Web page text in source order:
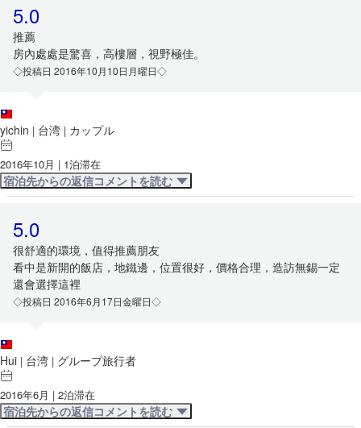
5.0
推薦
房內處處是驚喜，高樓層，視野極佳。
◇投稿日 2016年10月10日月曜日◇
yichin | 台湾 | カップル
2016年10月 | 1泊滞在
宿泊先からの返信コメントを読む
5.0
很舒適的環境，值得推薦朋友
看中是新開的飯店，地鐵邊，位置很好，價格合理，造訪無錫一定
還會選擇這裡
◇投稿日 2016年6月17日金曜日◇
Hui | 台湾 | グループ旅行者
2016年6月 | 2泊滞在
宿泊先からの返信コメントを読む